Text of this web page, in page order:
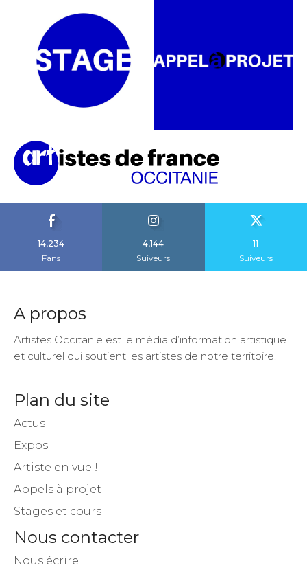
14,234
Fans
4,144
Suiveurs
11
Suiveurs
A propos
Artistes Occitanie est le média d’information artistique
et culturel qui soutient les artistes de notre territoire.
Plan du site
Actus
Expos
Artiste en vue !
Appels à projet
Stages et cours
Nous contacter
Nous écrire